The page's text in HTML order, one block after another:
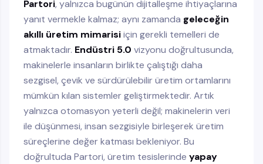
Partori, yalnızca bugünün dijitalleşme ihtiyaçlarına
yanıt vermekle kalmaz; aynı zamanda geleceğin
akıllı üretim mimarisiiçin gerekli temelleri de
atmaktadır. Endüstri 5.0 vizyonu doğrultusunda,
makinelerle insanların birlikte çalıştığı daha
sezgisel, çevik ve sürdürülebilir üretim ortamlarını
mümkün kılan sistemler geliştirmektedir. Artık
yalnızca otomasyon yeterli değil; makinelerin veri
ile düşünmesi, insan sezgisiyle birleşerek üretim
süreçlerine değer katması bekleniyor. Bu
doğrultuda Partori, üretim tesislerinde yapay